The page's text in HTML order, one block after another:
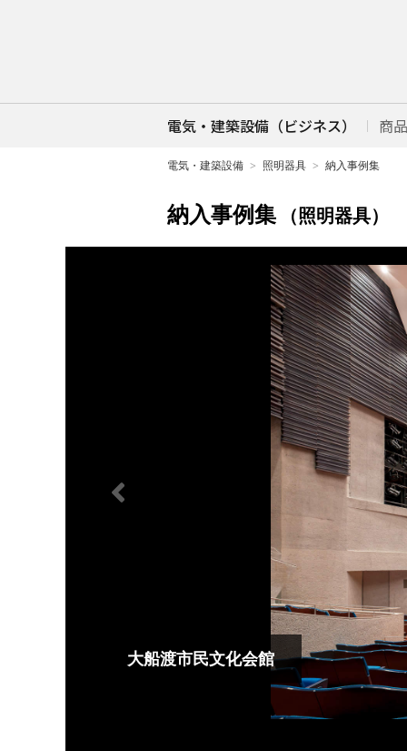
電気・建築設備（ビジネス） 商
電気・建築設備 照明器具 納入事例集
納入事例集 （照明器具）
大船渡市民文化会館